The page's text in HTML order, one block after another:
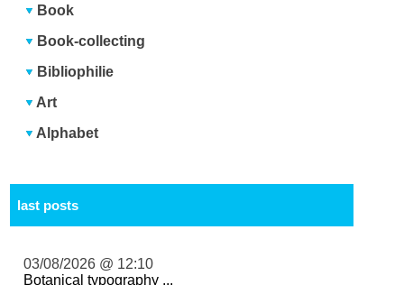
Book
Book-collecting
Bibliophilie
Art
Alphabet
last posts
03/08/2026 @ 12:10
Botanical typography ...